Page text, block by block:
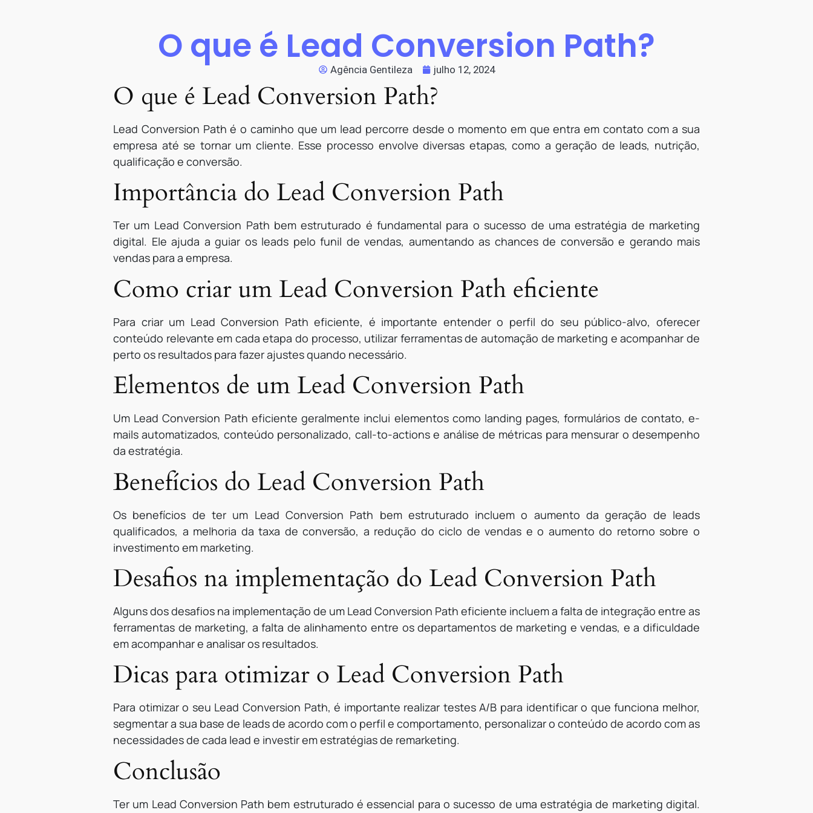
O que é Lead Conversion Path?
Agência Gentileza julho 12, 2024
O que é Lead Conversion Path?
Lead Conversion Path é o caminho que um lead percorre desde o momento em que entra em contato com a sua
empresa até se tornar um cliente. Esse processo envolve diversas etapas, como a geração de leads, nutrição,
qualificação e conversão.
Importância do Lead Conversion Path
Ter um Lead Conversion Path bem estruturado é fundamental para o sucesso de uma estratégia de marketing
digital. Ele ajuda a guiar os leads pelo funil de vendas, aumentando as chances de conversão e gerando mais
vendas para a empresa.
Como criar um Lead Conversion Path eficiente
Para criar um Lead Conversion Path eficiente, é importante entender o perfil do seu público-alvo, oferecer
conteúdo relevante em cada etapa do processo, utilizar ferramentas de automação de marketing e acompanhar de
perto os resultados para fazer ajustes quando necessário.
Elementos de um Lead Conversion Path
Um Lead Conversion Path eficiente geralmente inclui elementos como landing pages, formulários de contato, e-
mails automatizados, conteúdo personalizado, call-to-actions e análise de métricas para mensurar o desempenho
da estratégia.
Benefícios do Lead Conversion Path
Os benefícios de ter um Lead Conversion Path bem estruturado incluem o aumento da geração de leads
qualificados, a melhoria da taxa de conversão, a redução do ciclo de vendas e o aumento do retorno sobre o
investimento em marketing.
Desafios na implementação do Lead Conversion Path
Alguns dos desafios na implementação de um Lead Conversion Path eficiente incluem a falta de integração entre as
ferramentas de marketing, a falta de alinhamento entre os departamentos de marketing e vendas, e a dificuldade
em acompanhar e analisar os resultados.
Dicas para otimizar o Lead Conversion Path
Para otimizar o seu Lead Conversion Path, é importante realizar testes A/B para identificar o que funciona melhor,
segmentar a sua base de leads de acordo com o perfil e comportamento, personalizar o conteúdo de acordo com as
necessidades de cada lead e investir em estratégias de remarketing.
Conclusão
Ter um Lead Conversion Path bem estruturado é essencial para o sucesso de uma estratégia de marketing digital.